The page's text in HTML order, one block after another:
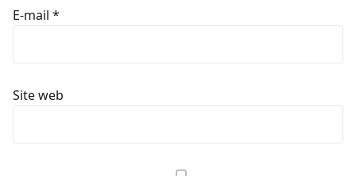
E-mail *
Site web